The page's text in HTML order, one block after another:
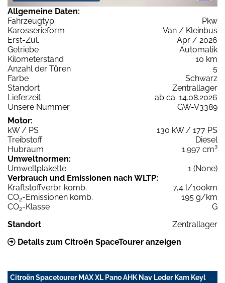
Allgemeine Daten:
Fahrzeugtyp
Pkw
Karosserieform
Van / Kleinbus
Erst-Zul.
Apr / 2026
Getriebe
Automatik
Kilometerstand
10 km
Anzahl der Türen
5
Farbe
Schwarz
Standort
Zentrallager
Lieferzeit
ab ca. 14.08.2026
Unsere Nummer
GW-V3389
Motor:
kW / PS
130 kW / 177 PS
Treibstoff
Diesel
Hubraum
1.997 cm³
Umweltnormen:
Umweltplakette
1 (None)
Verbrauch und Emissionen nach WLTP:
Kraftstoffverbr. komb.
7,4 l/100km
CO2-Emissionen komb.
195 g/km
CO2-Klasse
G
Standort
Zentrallager
Details zum Citroën SpaceTourer anzeigen
Citroën Spacetourer MAX XL Pano AHK Nav Leder Kam Keyl